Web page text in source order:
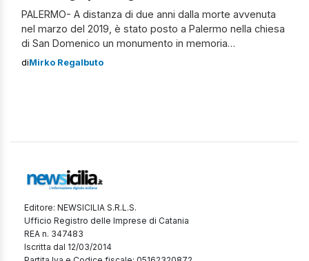
PALERMO- A distanza di due anni dalla morte avvenuta
nel marzo del 2019, è stato posto a Palermo nella chiesa
di San Domenico un monumento in memoria
dell’archeologo Sebastiano Tusa, deceduto a seguito di
diMirko Regalbuto
Editore: NEWSICILIA S.R.L.S.
Ufficio Registro delle Imprese di Catania
REA n. 347483
Iscritta dal 12/03/2014